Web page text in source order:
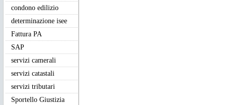
condono edilizio
determinazione isee
Fattura PA
SAP
servizi camerali
servizi catastali
servizi tributari
Sportello Giustizia